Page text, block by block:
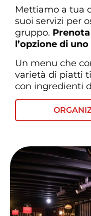
Mettiamo a tua
suoi servizi per
gruppo.
l’opzione di
Un menu che
varietà di piatti
con ingredienti